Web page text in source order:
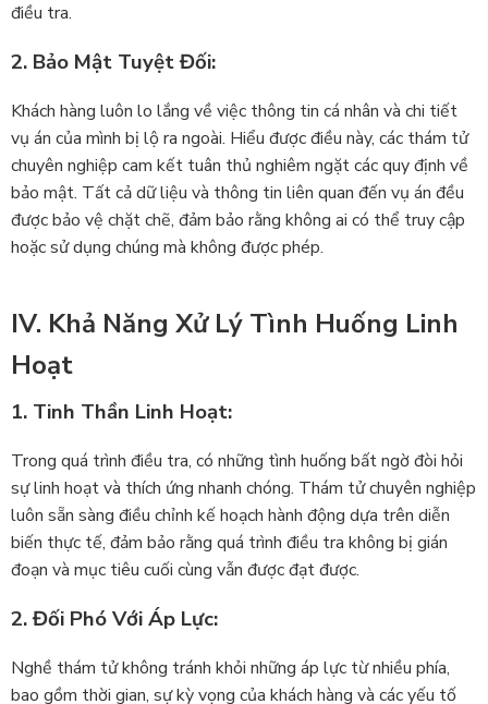
điều tra.
2. Bảo Mật Tuyệt Đối:
Khách hàng luôn lo lắng về việc thông tin cá nhân và chi tiết
vụ án của mình bị lộ ra ngoài. Hiểu được điều này, các thám tử
chuyên nghiệp cam kết tuân thủ nghiêm ngặt các quy định về
bảo mật. Tất cả dữ liệu và thông tin liên quan đến vụ án đều
được bảo vệ chặt chẽ, đảm bảo rằng không ai có thể truy cập
hoặc sử dụng chúng mà không được phép.
IV. Khả Năng Xử Lý Tình Huống Linh
Hoạt
1. Tinh Thần Linh Hoạt:
Trong quá trình điều tra, có những tình huống bất ngờ đòi hỏi
sự linh hoạt và thích ứng nhanh chóng. Thám tử chuyên nghiệp
luôn sẵn sàng điều chỉnh kế hoạch hành động dựa trên diễn
biến thực tế, đảm bảo rằng quá trình điều tra không bị gián
đoạn và mục tiêu cuối cùng vẫn được đạt được.
2. Đối Phó Với Áp Lực:
Nghề thám tử không tránh khỏi những áp lực từ nhiều phía,
bao gồm thời gian, sự kỳ vọng của khách hàng và các yếu tố